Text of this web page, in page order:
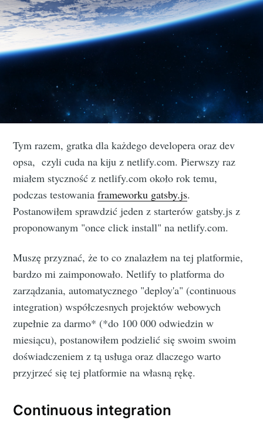
Tym razem, gratka dla każdego developera oraz dev
opsa, czyli cuda na kiju z netlify.com. Pierwszy raz
miałem styczność z netlify.com około rok temu,
podczas testowaniaframeworku gatsby.js.
Postanowiłem sprawdzić jeden z starterów gatsby.js z
proponowanym "once click install" na netlify.com.
Muszę przyznać, że to co znalazłem na tej platformie,
bardzo mi zaimponowało. Netlify to platforma do
zarządzania, automatycznego "deploy'a" (continuous
integration) współczesnych projektów webowych
zupełnie za darmo* (*do 100 000 odwiedzin w
miesiącu), postanowiłem podzielić się swoim swoim
doświadczeniem z tą usługa oraz dlaczego warto
przyjrzeć się tej platformie na własną rękę.
Continuous integration